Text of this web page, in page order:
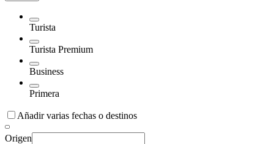
Turista
Turista Premium
Business
Primera
Añadir varias fechas o destinos
Origen